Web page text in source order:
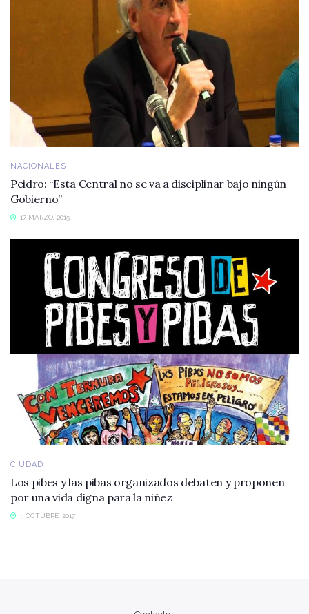
NACIONALES
Peidro: “Esta Central no se va a disciplinar bajo ningún
Gobierno”
17 MARZO, 2015
CIUDAD
Los pibes y las pibas organizados debaten y proponen
por una vida digna para la niñez
3 OCTUBRE, 2017